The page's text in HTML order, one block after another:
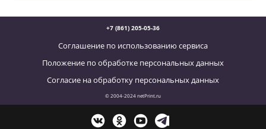
+7 (861) 205-05-36
Соглашение по использованию сервиса
Положение по обработке персональных данных
Согласие на обработку персональных данных
© 2004-2024 netPrint.ru